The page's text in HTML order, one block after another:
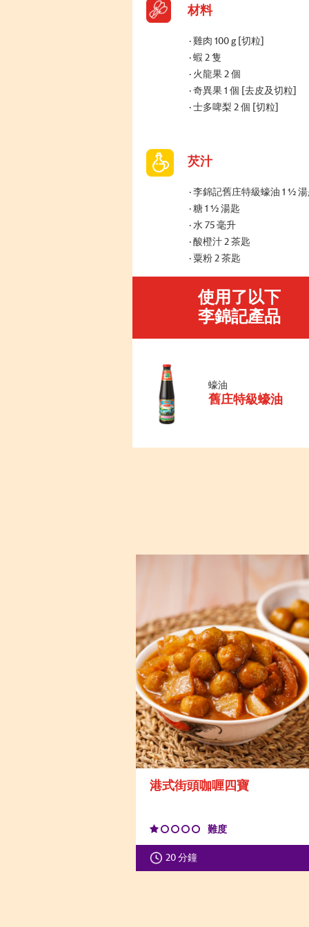
材料
雞肉 100 g [切粒]
蝦 2 隻
火龍果 2 個
奇異果 1 個 [去皮及切粒]
士多啤梨 2 個 [切粒]
芡汁
李錦記舊庄特級蠔油 1 ½
糖 1 ½ 湯匙
水 75 毫升
酸橙汁 2 茶匙
粟粉 2 茶匙
使用了以下
李錦記產品
蠔油
舊庄特級蠔油
港式街頭咖喱四寶
難度
20 分鐘